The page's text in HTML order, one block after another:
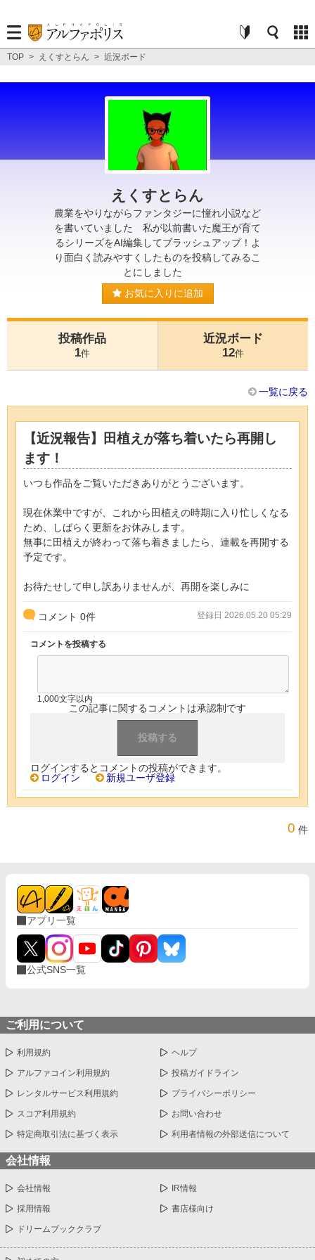
TOP > えくすとらん > 近況ボード
えくすとらん
農業をやりながらファンタジーに憧れ小説など
を書いていました 私が以前書いた魔王が育て
るシリーズをAI編集してブラッシュアップ！よ
り面白く読みやすくしたものを投稿してみるこ
とにしました
お気に入りに追加
投稿作品
1件
近況ボード
12件
一覧に戻る
【近況報告】田植えが落ち着いたら再開し
ます！
いつも作品をご覧いただきありがとうございます。
現在休業中ですが、これから田植えの時期に入り忙しくなる
ため、しばらく更新をお休みします。
無事に田植えが終わって落ち着きましたら、連載を再開する
予定です。
お待たせして申し訳ありませんが、再開を楽しみに
コメント 0件 登録日 2026.05.20 05:29
コメントを投稿する
1,000文字以内
この記事に関するコメントは承認制です
ログインするとコメントの投稿ができます。
ログイン
新規ユーザ登録
0 件
アプリ一覧
公式SNS一覧
ご利用について
利用規約 ヘルプ
アルファコイン利用規約 投稿ガイドライン
レンタルサービス利用規約 プライバシーポリシー
スコア利用規約 お問い合わせ
特定商取引法に基づく表示 利用者情報の外部送信について
会社情報
会社情報 IR情報
採用情報 書店様向け
ドリームブッククラブ